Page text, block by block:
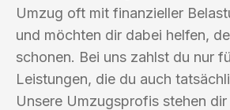
Umzug oft mit finanzieller
und möchten dir dabei helfen,
schonen. Bei uns zahlst du nur
Leistungen, die du auch
Unsere Umzugsprofis stehen